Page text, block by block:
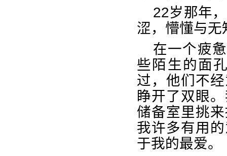
22岁那年
涩，懵懂与无
在一个疲
些陌生的面
过，他们不
睁开了双眼
储备室里挑
我许多有用
于我的最爱。